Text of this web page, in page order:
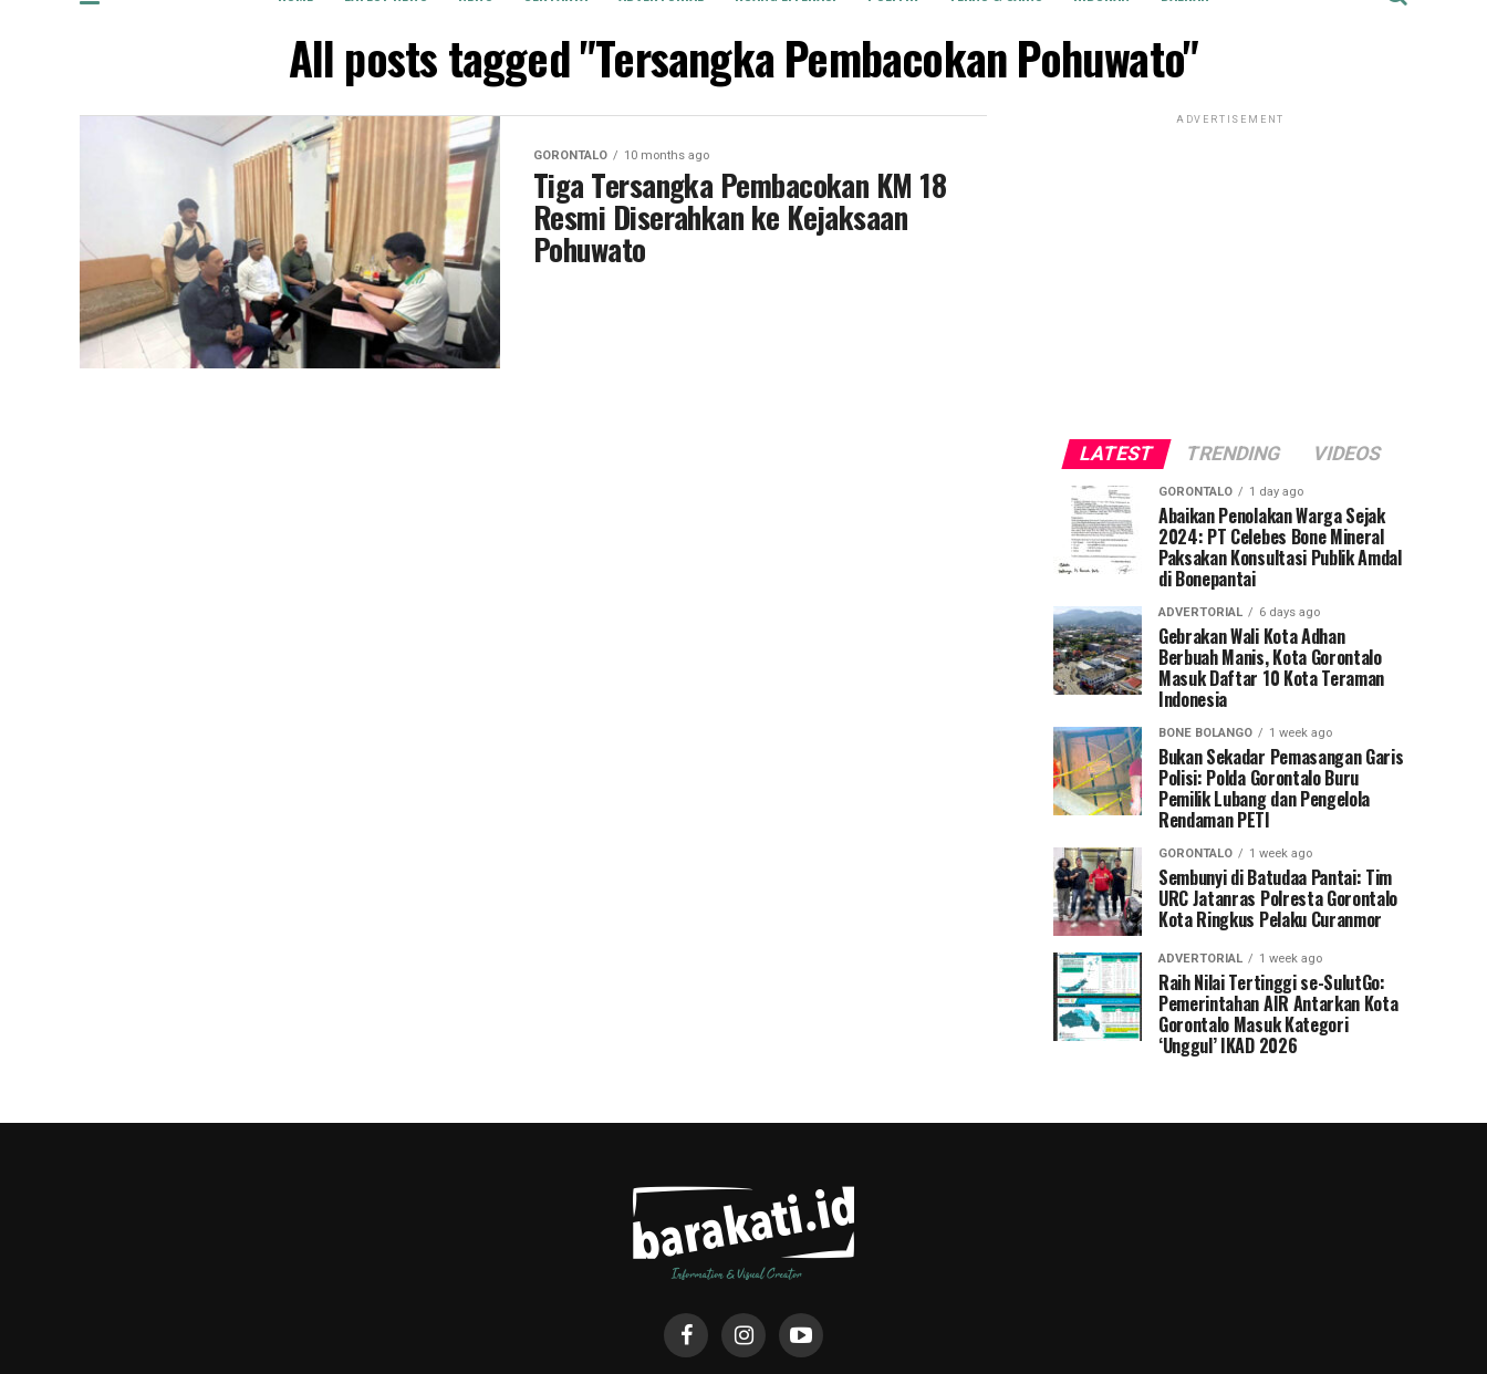
All posts tagged "Tersangka Pembacokan Pohuwato"
GORONTALO 10 months ago
Tiga Tersangka Pembacokan KM 18
Resmi Diserahkan ke Kejaksaan
Pohuwato
ADVERTISEMENT
LATEST TRENDING VIDEOS
GORONTALO 1 day ago
Abaikan Penolakan Warga Sejak
2024: PT Celebes Bone Mineral
Paksakan Konsultasi Publik Amdal
di Bonepantai
ADVERTORIAL 6 days ago
Gebrakan Wali Kota Adhan
Berbuah Manis, Kota Gorontalo
Masuk Daftar 10 Kota Teraman
Indonesia
BONE BOLANGO 1 week ago
Bukan Sekadar Pemasangan Garis
Polisi: Polda Gorontalo Buru
Pemilik Lubang dan Pengelola
Rendaman PETI
GORONTALO 1 week ago
Sembunyi di Batudaa Pantai: Tim
URC Jatanras Polresta Gorontalo
Kota Ringkus Pelaku Curanmor
ADVERTORIAL 1 week ago
Raih Nilai Tertinggi se-SulutGo:
Pemerintahan AIR Antarkan Kota
Gorontalo Masuk Kategori
‘Unggul’ IKAD 2026